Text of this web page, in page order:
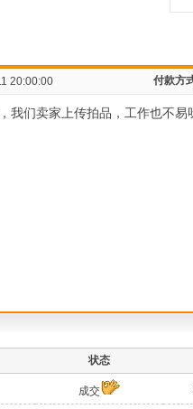
20:00:00 付款方
我们卖家上传拍品，工作也不易
状态
成交